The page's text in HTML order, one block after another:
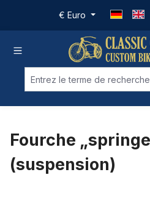
Passer au contenu principal
€ Euro
Fourche
(suspension)